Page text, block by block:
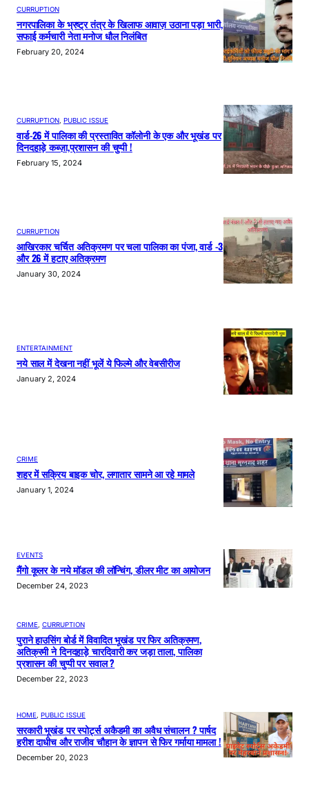
CURRUPTION
नगरपालिका के भ्रष्ट्र तंत्र के खिलाफ आवाज़ उठाना पड़ा भारी,
सफाई कर्मचारी नेता मनोज धौल निलंबित
February 20, 2024
CURRUPTION PUBLIC ISSUE
वार्ड-26 में पालिका की प्रस्तावित कॉलोनी के एक और भूखंड पर
दिनदहाड़े कब्ज़ा,प्रशासन की चुप्पी !
February 15, 2024
CURRUPTION
आखिरकार चर्चित अतिक्रमण पर चला पालिका का पंजा, वार्ड -3
और 26 में हटाए अतिक्रमण
January 30, 2024
ENTERTAINMENT
नये साल में देखना नहीं भूलें ये फिल्मे और वेबसीरीज
January 2, 2024
CRIME
शहर में सक्रिय बाइक चोर, लगातार सामने आ रहे मामले
January 1, 2024
EVENTS
मैंगो कूलर के नये मॉडल की लॉन्चिंग, डीलर मीट का आयोजन
December 24, 2023
CRIME CURRUPTION
पुराने हाउसिंग बोर्ड में विवादित भूखंड पर फिर अतिक्रमण,
अतिक्रमी ने दिनदहाड़े चारदिवारी कर जड़ा ताला, पालिका
प्रशासन की चुप्पी पर सवाल ?
December 22, 2023
HOME, PUBLIC ISSUE
सरकारी भूखंड पर स्पोर्ट्स अकैडमी का अवैध संचालन ? पार्षद
हरीश दाधीच और राजीव चौहान के ज्ञापन से फिर गर्माया मामला !
December 20, 2023